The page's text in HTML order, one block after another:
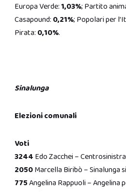
Europa Verde:1,03%; Partito
Casapound: 0,21%; Popolari per
Pirata: 0,10%.
Sinalunga
Elezioni comunali
Voti
3244 Edo Zacchei –
2050Marcella Biribò – Sinalunga
775Angelina Rappuoli – Angelina